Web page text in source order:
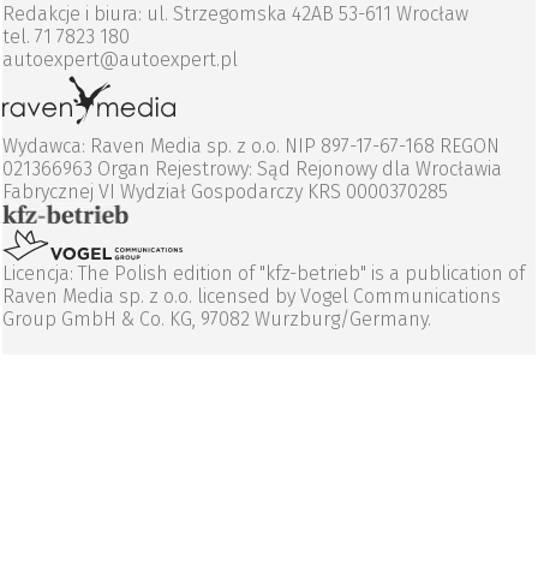
Redakcje i biura: ul. Strzegomska 42AB 53-611 Wrocław
tel. 71 7823 180
autoexpert@autoexpert.pl
Wydawca: Raven Media sp. z o.o. NIP 897-17-67-168 REGON
021366963 Organ Rejestrowy: Sąd Rejonowy dla Wrocławia
Fabrycznej VI Wydział Gospodarczy KRS 0000370285
Licencja: The Polish edition of "kfz-betrieb" is a publication of
Raven Media sp. z o.o. licensed by Vogel Communications
Group GmbH & Co. KG, 97082 Wurzburg/Germany.